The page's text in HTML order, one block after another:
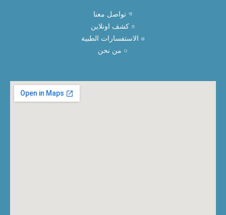
تواصل معنا
كشف اونلاين
الاستفسارات الطبية
من نحن